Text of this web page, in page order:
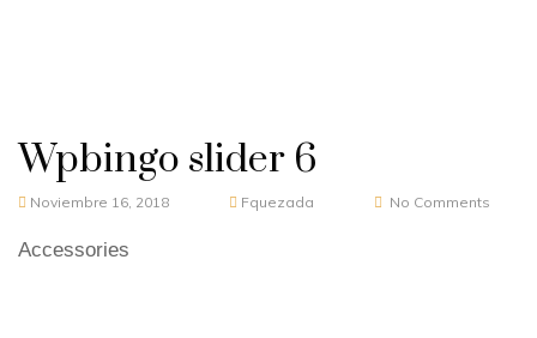
Wpbingo slider 6
Noviembre 16, 2018 Fquezada No Comments
Accessories